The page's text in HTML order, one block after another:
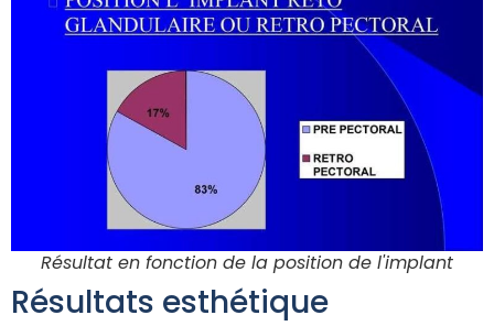
Résultat en fonction de la position de l'implant
Résultats esthétique